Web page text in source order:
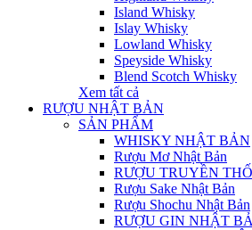
Island Whisky
Islay Whisky
Lowland Whisky
Speyside Whisky
Blend Scotch Whisky
Xem tất cả
RƯỢU NHẬT BẢN
SẢN PHẨM
WHISKY NHẬT BẢN
Rượu Mơ Nhật Bản
RƯỢU TRUYỀN
Rượu Sake Nhật Bản
Rượu Shochu Nhật Bản
RƯỢU GIN NHẬT